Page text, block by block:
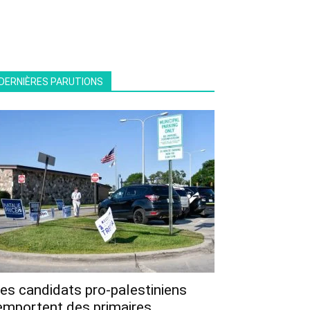
PARUTIONS
candidats pro-palestiniens